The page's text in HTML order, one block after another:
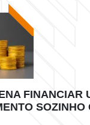
FINANCIAR
SOZINHO